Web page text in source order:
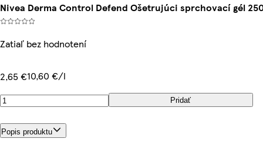
Nivea Derma Control Defend Ošetrujúci sprchovací gél
Zatiaľ bez hodnotení
2,65 €10,60 €/l
Pridať
Popis produktu